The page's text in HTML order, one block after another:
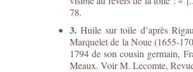
78.
3. Huile sur toile d’après
Marquelet de la Noue (1655-
1794 de son cousin germain,
Meaux. Voir M. Lecomte,